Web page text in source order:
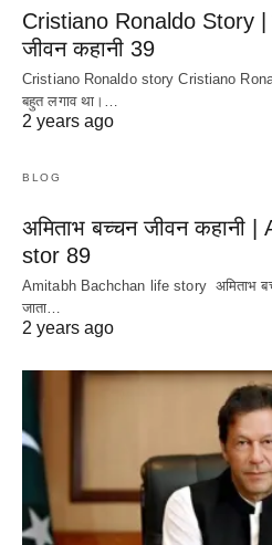
Cristiano Ronaldo Story |
जीवन कहानी 39
Cristiano Ronaldo story Cristiano
बहुत लगाव था।…
2 years ago
BLOG
अमिताभ बच्चन जीवन कहानी
stor 89
Amitabh Bachchan life story अमिताभ
जाता…
2 years ago